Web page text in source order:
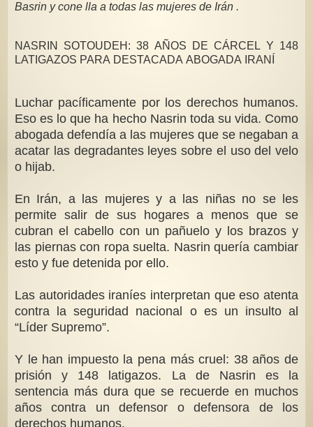
Basrin y cone lla a todas las mujeres de Irán .
NASRIN SOTOUDEH: 38 AÑOS DE CÁRCEL Y 148
LATIGAZOS PARA DESTACADA ABOGADA IRANÍ
Luchar pacíficamente por los derechos humanos.
Eso es lo que ha hecho Nasrin toda su vida. Como
abogada defendía a las mujeres que se negaban a
acatar las degradantes leyes sobre el uso del velo
o hijab.
En Irán, a las mujeres y a las niñas no se les
permite salir de sus hogares a menos que se
cubran el cabello con un pañuelo y los brazos y
las piernas con ropa suelta. Nasrin quería cambiar
esto y fue detenida por ello.
Las autoridades iraníes interpretan que eso atenta
contra la seguridad nacional o es un insulto al
“Líder Supremo”.
Y le han impuesto la pena más cruel: 38 años de
prisión y 148 latigazos. La de Nasrin es la
sentencia más dura que se recuerde en muchos
años contra un defensor o defensora de los
derechos humanos.